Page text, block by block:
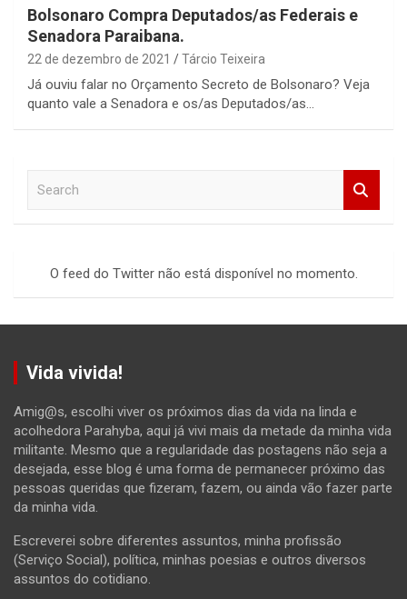
Bolsonaro Compra Deputados/as Federais e
Senadora Paraibana.
22 de dezembro de 2021 Tárcio Teixeira
Já ouviu falar no Orçamento Secreto de Bolsonaro? Veja
quanto vale a Senadora e os/as Deputados/as…
O feed do Twitter não está disponível no momento.
Vida vivida!
Amig@s, escolhi viver os próximos dias da vida na linda e
acolhedora Parahyba, aqui já vivi mais da metade da minha vida
militante. Mesmo que a regularidade das postagens não seja a
desejada, esse blog é uma forma de permanecer próximo das
pessoas queridas que fizeram, fazem, ou ainda vão fazer parte
da minha vida.
Escreverei sobre diferentes assuntos, minha profissão
(Serviço Social), política, minhas poesias e outros diversos
assuntos do cotidiano.